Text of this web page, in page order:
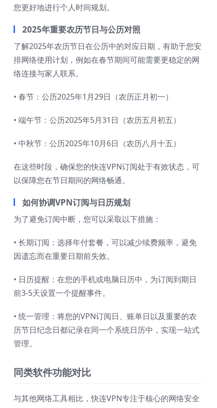
您更好地进行个人时间规划。
2025年重要农历节日与公历对照
了解2025年农历节日在公历中的对应日期，有助于您安
排网络使用计划，例如在春节期间可能需要更稳定的网
络连接与家人联系。
• 春节：公历2025年1月29日（农历正月初一）
• 端午节：公历2025年5月31日（农历五月初五）
• 中秋节：公历2025年10月6日（农历八月十五）
在这些时段，确保您的快连VPN订阅处于有效状态，可
以保障您在节日期间的网络畅通。
如何协调VPN订阅与日历规划
为了避免订阅中断，您可以采取以下措施：
• 长期订阅：选择年付套餐，可以减少续费频率，避免
因遗忘而在重要日期前失效。
• 日历提醒：在您的手机或电脑日历中，为订阅到期日
前3-5天设置一个提醒事件。
• 统一管理：将您的VPN订阅日、账单日以及重要的农
历节日纪念日都记录在同一个系统日历中，实现一站式
管理。
同类软件功能对比
与其他网络工具相比，快连VPN专注于核心的网络安全